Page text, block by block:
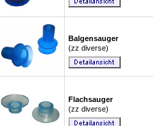
Balgensauger
(zz diverse)
Flachsauger
(zz diverse)